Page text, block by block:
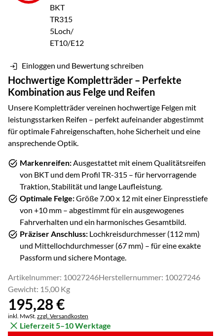
Einloggen und Bewertung schreiben
Hochwertige Kompletträder – Perfekte
Kombination aus Felge und Reifen
Unsere Kompletträder vereinen hochwertige Felgen mit
leistungsstarken Reifen – perfekt aufeinander abgestimmt
für optimale Fahreigenschaften, hohe Sicherheit und eine
ansprechende Optik.
Markenreifen:Ausgestattet mit einem Qualitätsreifen
von BKTund dem Profil TR-315 – für hervorragende
Traktion, Stabilität und lange Laufleistung.
Optimale Felge:Größe7.00 x 12 mit einer Einpresstiefe
von +10 mm – abgestimmt für ein ausgewogenes
Fahrverhalten und ein harmonisches Gesamtbild.
Präziser Anschluss: Lochkreisdurchmesser (112 mm)
und Mittellochdurchmesser (67 mm) – für eine exakte
Passform und sichere Montage.
Artikelnummer: 10027246Herstellernummer: 10027246
Gewicht: 15,00 Kg
195,28€
Steuerhinweis:
inkl. MwSt. zzgl. Versandkosten
Lieferzeit 5–10 Werktage